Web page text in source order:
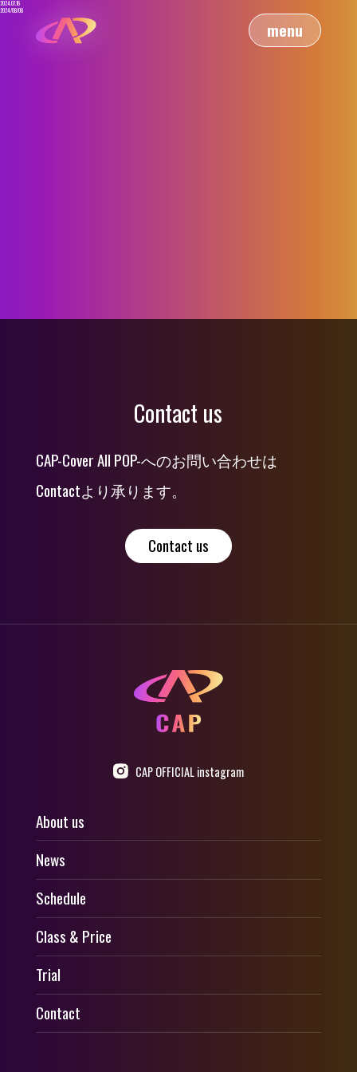
menu
2024.07.16
2024/08/08
Contact us
CAP-Cover All POP-へのお問い合わせは
Contactより承ります。
Contact us
CAP OFFICIAL instagram
About us
News
Schedule
Class & Price
Trial
Contact